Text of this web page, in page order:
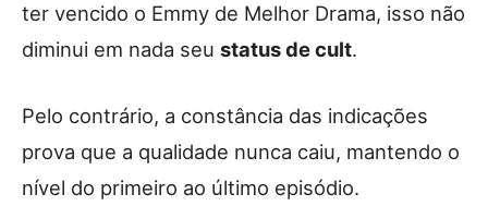
ter vencido o Emmy de Melhor Drama, isso não
diminui em nada seu status de cult.
Pelo contrário, a constância das indicações
prova que a qualidade nunca caiu, mantendo o
nível do primeiro ao último episódio.